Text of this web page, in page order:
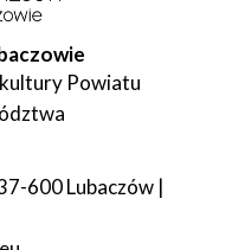
Powiatu
600 Lubaczów |